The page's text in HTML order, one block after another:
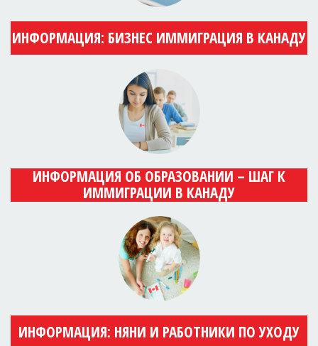
ИНФОРМАЦИЯ: БИЗНЕС ИММИГРАЦИЯ В КАНАДУ
ИНФОРМАЦИЯ ОБ ОБРАЗОВАНИИ – ШАГ К
ИММИГРАЦИИ В КАНАДУ
ИНФОРМАЦИЯ: НЯНИ И РАБОТНИКИ ПО УХОДУ